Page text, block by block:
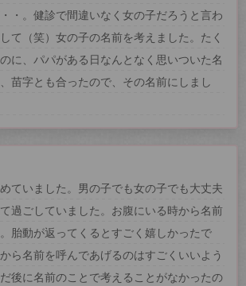
・。健診で間違いなく女の子だろうと言わ
て（笑）女の子の名前を考えました。たく
に、パパがある日なんとなく思いついた名
苗字とも合ったので、その名前にしまし
ていました。男の子でも女の子でも大丈夫
過ごしていました。お腹にいる時から名前
胎動が返ってくるとすごく嬉しかったで
ら名前を呼んであげるのはすごくいいよう
後に名前のことで考えることがなかったの